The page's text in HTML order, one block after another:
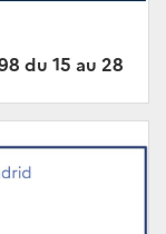
du 15 au 28